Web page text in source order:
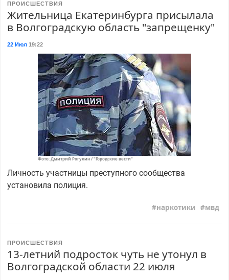
ПРОИСШЕСТВИЯ
Жительница Екатеринбурга присылала
в Волгоградскую область "запрещенку"
22 Июл19:22
Фото: Дмитрий Рогулин / "Городские вести"
Личность участницы преступного сообщества
установила полиция.
наркотики мвд
ПРОИСШЕСТВИЯ
13-летний подросток чуть не утонул в
Волгоградской области 22 июля